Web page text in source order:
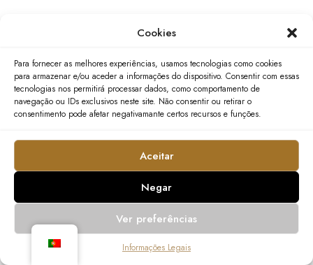
Cookies
Para fornecer as melhores experiências, usamos tecnologias como cookies
para armazenar e/ou aceder a informações do dispositivo. Consentir com essas
tecnologias nos permitirá processar dados, como comportamento de
navegação ou IDs exclusivos neste site. Não consentir ou retirar o
consentimento pode afetar negativamante certos recursos e funções.
Aceitar
Negar
Ver preferências
Informações Legais